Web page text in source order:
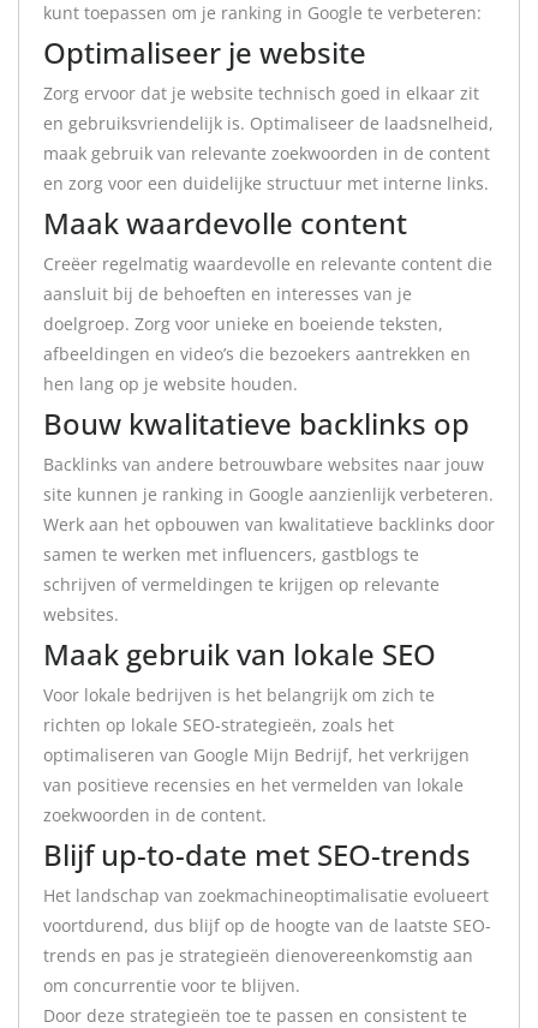
kunt toepassen om je ranking in Google te verbeteren:
Optimaliseer je website
Zorg ervoor dat je website technisch goed in elkaar zit
en gebruiksvriendelijk is. Optimaliseer de laadsnelheid,
maak gebruik van relevante zoekwoorden in de content
en zorg voor een duidelijke structuur met interne links.
Maak waardevolle content
Creëer regelmatig waardevolle en relevante content die
aansluit bij de behoeften en interesses van je
doelgroep. Zorg voor unieke en boeiende teksten,
afbeeldingen en video’s die bezoekers aantrekken en
hen lang op je website houden.
Bouw kwalitatieve backlinks op
Backlinks van andere betrouwbare websites naar jouw
site kunnen je ranking in Google aanzienlijk verbeteren.
Werk aan het opbouwen van kwalitatieve backlinks door
samen te werken met influencers, gastblogs te
schrijven of vermeldingen te krijgen op relevante
websites.
Maak gebruik van lokale SEO
Voor lokale bedrijven is het belangrijk om zich te
richten op lokale SEO-strategieën, zoals het
optimaliseren van Google Mijn Bedrijf, het verkrijgen
van positieve recensies en het vermelden van lokale
zoekwoorden in de content.
Blijf up-to-date met SEO-trends
Het landschap van zoekmachineoptimalisatie evolueert
voortdurend, dus blijf op de hoogte van de laatste SEO-
trends en pas je strategieën dienovereenkomstig aan
om concurrentie voor te blijven.
Door deze strategieën toe te passen en consistent te